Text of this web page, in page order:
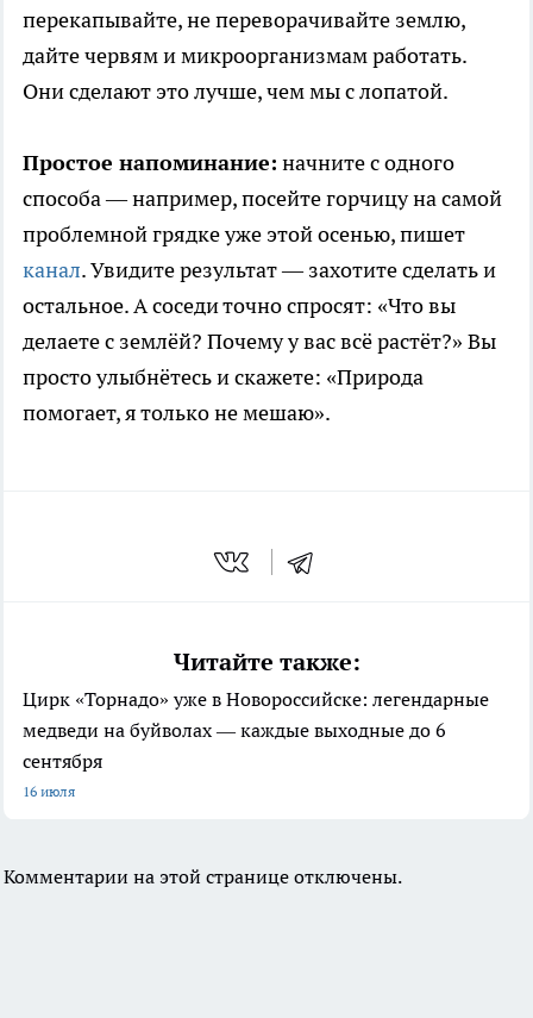
перекапывайте, не переворачивайте землю,
дайте червям и микроорганизмам работать.
Они сделают это лучше, чем мы с лопатой.
Простое напоминание: начните с одного
способа — например, посейте горчицу на самой
проблемной грядке уже этой осенью, пишет
канал. Увидите результат — захотите сделать и
остальное. А соседи точно спросят: «Что вы
делаете с землёй? Почему у вас всё растёт?» Вы
просто улыбнётесь и скажете: «Природа
помогает, я только не мешаю».
Читайте также:
Цирк «Торнадо» уже в Новороссийске: легендарные
медведи на буйволах — каждые выходные до 6
сентября
16 июля
Комментарии на этой странице отключены.